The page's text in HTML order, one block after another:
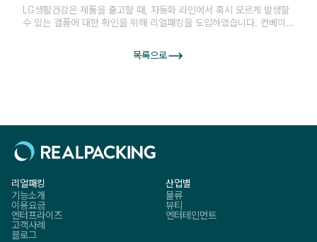
사용합니다.
LG생활건강은 제품을 출고할 때, 자동화 라인에서 혹시 모르게 발생할
수 있는 결품에 대한 확인을 위해 리얼패킹을 도입하였습니다. 컨베이어
행위를 하지 않아도 스캐너가 QR코드를 인식하면 자동으로 촬영이
목록으로
리얼패킹
기능소개
이용요금
엔터프라이즈
고객사례
블로그
산업별
물류
뷰티
엔터테인먼트